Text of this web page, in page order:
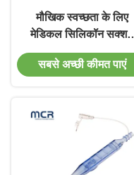
मौखिक स्वच्छता के लिए
मेडिकल सिलिकॉन सक्शन
टूथब्रश
सबसे अच्छी कीमत पाएं